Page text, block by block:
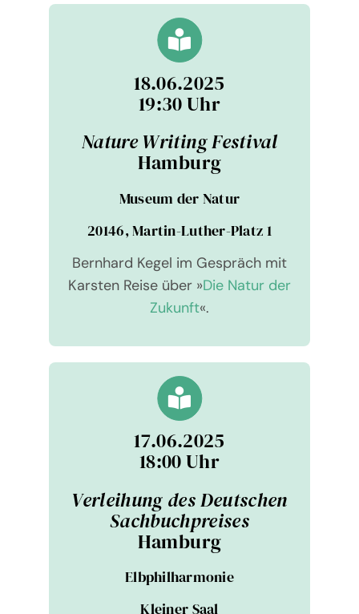
18.06.2025
19:30 Uhr
Nature Wri­ting Fes­ti­val
Ham­burg
Museum der Natur
20146, Mar­tin-Luther-Platz 1
Bernhard Kegel im Gespräch mit
Kars­ten Reise über »Die Natur der
Zukunft«.
17.06.2025
18:00 Uhr
Ver­lei­hung des Deut­schen
Sach­buch­prei­ses
Ham­burg
Elb­phil­har­mo­nie
Klei­ner Saal